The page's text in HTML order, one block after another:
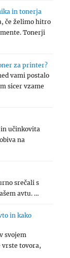
in tonerja
če želimo hitro
Tonerji
za printer?
vami postalo
sicer vzame
učinkovita
na
srečali s
avtu. …
in kako
svojem
vrste tovora,